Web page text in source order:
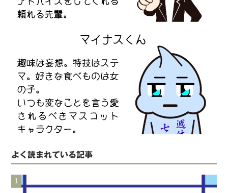
よく読まれている記事